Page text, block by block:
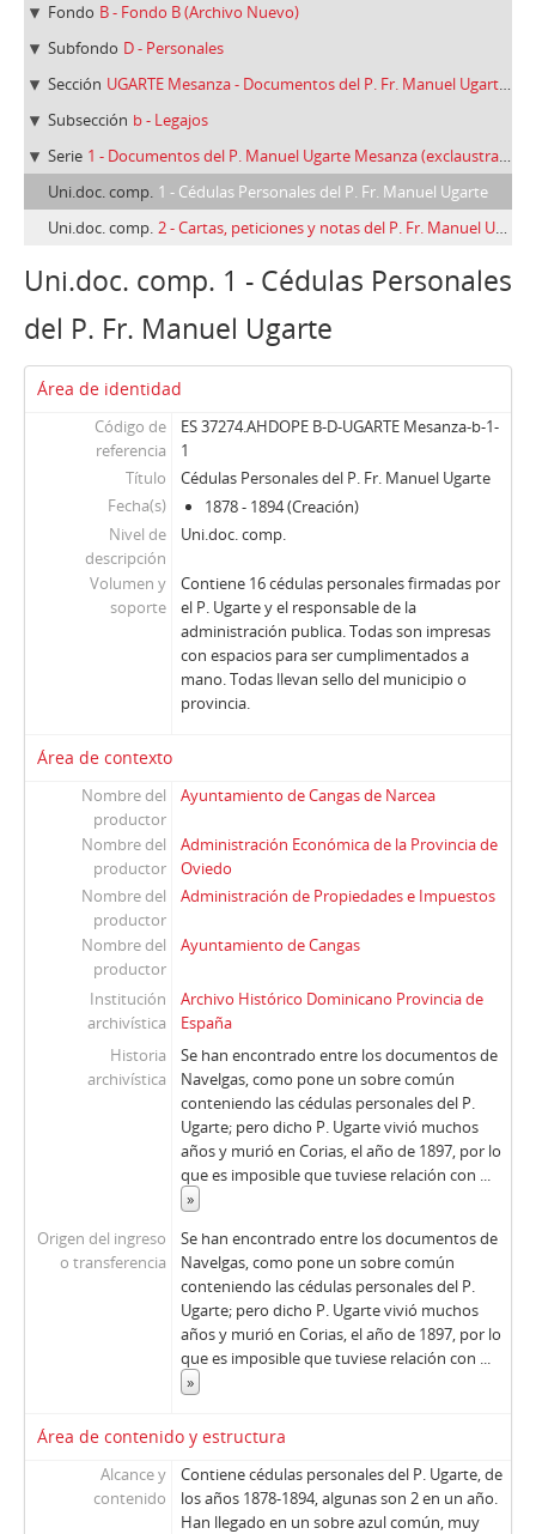
Fondo B - Fondo B (Archivo Nuevo)
Subfondo D - Personales
Sección UGARTE Mesanza - Documentos del P. Fr. Manuel Ugarte Mesanza, O.P.
Subsección b - Legajos
Serie 1 - Documentos del P. Manuel Ugarte Mesanza (exclaustrado y retornado a Corias)
Uni.doc. comp. 1 - Cédulas Personales del P. Fr. Manuel Ugarte
Uni.doc. comp. 2 - Cartas, peticiones y notas del P. Fr. Manuel Ugarte Mesanza
Uni.doc. comp. 1 - Cédulas Personales
del P. Fr. Manuel Ugarte
Área de identidad
Código de
referencia
ES 37274.AHDOPE B-D-UGARTE Mesanza-b-1-
1
Título
Cédulas Personales del P. Fr. Manuel Ugarte
Fecha(s)
1878 - 1894 (Creación)
Nivel de
descripción
Uni.doc. comp.
Volumen y
soporte
Contiene 16 cédulas personales firmadas por
el P. Ugarte y el responsable de la
administración publica. Todas son impresas
con espacios para ser cumplimentados a
mano. Todas llevan sello del municipio o
provincia.
Área de contexto
Nombre del
productor
Ayuntamiento de Cangas de Narcea
Nombre del
productor
Administración Económica de la Provincia de
Oviedo
Nombre del
productor
Administración de Propiedades e Impuestos
Nombre del
productor
Ayuntamiento de Cangas
Institución
archivística
Archivo Histórico Dominicano Provincia de
España
Historia
archivística
Se han encontrado entre los documentos de
Navelgas, como pone un sobre común
conteniendo las cédulas personales del P.
Ugarte; pero dicho P. Ugarte vivió muchos
años y murió en Corias, el año de 1897, por lo
que es imposible que tuviese relación con ...
»
Origen del ingreso
o transferencia
Se han encontrado entre los documentos de
Navelgas, como pone un sobre común
conteniendo las cédulas personales del P.
Ugarte; pero dicho P. Ugarte vivió muchos
años y murió en Corias, el año de 1897, por lo
que es imposible que tuviese relación con ...
»
Área de contenido y estructura
Alcance y
contenido
Contiene cédulas personales del P. Ugarte, de
los años 1878-1894, algunas son 2 en un año.
Han llegado en un sobre azul común, muy